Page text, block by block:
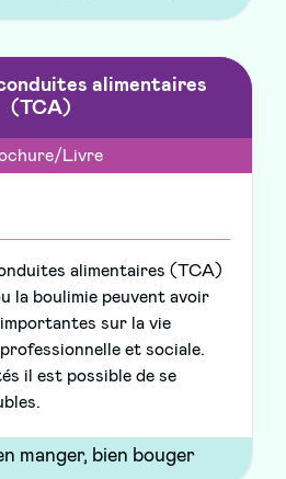
alimentaires
(TCA)
Livre
alimentaires (TCA)
la boulimie peuvent avoir
sur la vie
et sociale.
il est possible de se